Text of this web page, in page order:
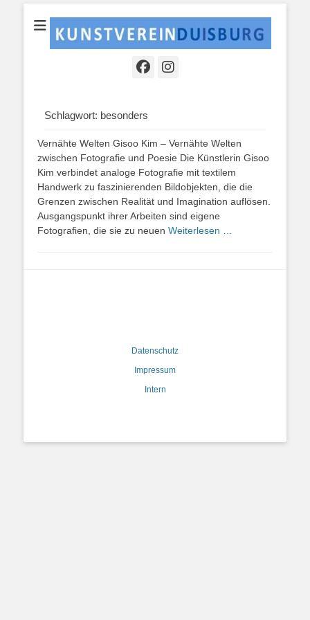
mit der lokalen und überregionalen Kunstszene.
Schlagwort: besonders
Vernähte Welten Gisoo Kim – Vernähte Welten
zwischen Fotografie und Poesie Die Künstlerin Gisoo
Kim verbindet analoge Fotografie mit textilem
Handwerk zu faszinierenden Bildobjekten, die die
Grenzen zwischen Realität und Imagination auflösen.
Ausgangspunkt ihrer Arbeiten sind eigene
Fotografien, die sie zu neuen Weiterlesen …
Datenschutz
Impressum
Intern